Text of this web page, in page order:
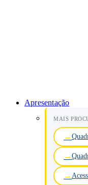
Apresentação
MAIS